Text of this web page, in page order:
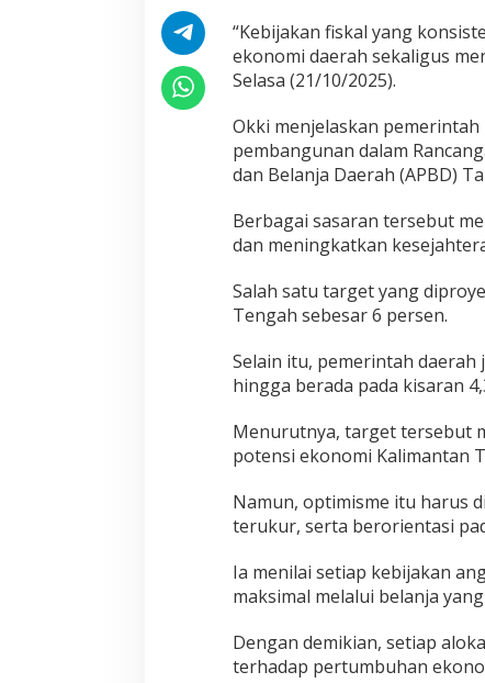
“Kebijakan fiskal yang
ekonomi daerah sekaligus
Selasa (21/10/2025).
Okki menjelaskan
pembangunan dalam
dan Belanja Daerah (APBD)
Berbagai sasaran tersebut
dan meningkatkan
Salah satu target yang
Tengah sebesar 6 persen.
Selain itu, pemerintah
hingga berada pada kisaran
Menurutnya, target tersebut
potensi ekonomi Kalimantan
Namun, optimisme itu harus
terukur, serta berorientasi
Ia menilai setiap kebijakan
maksimal melalui belanja
Dengan demikian, setiap
terhadap pertumbuhan